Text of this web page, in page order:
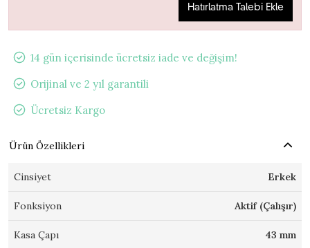
Hatırlatma Talebi Ekle
14 gün içerisinde ücretsiz iade ve değişim!
Orijinal ve 2 yıl garantili
Ücretsiz Kargo
Ürün Özellikleri
Cinsiyet Erkek
Fonksiyon Aktif (Çalışır)
Kasa Çapı 43 mm